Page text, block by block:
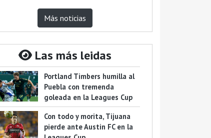
Más noticias
Las más leidas
Portland Timbers humilla al
Puebla con tremenda
goleada en la Leagues Cup
Con todo y morita, Tijuana
pierde ante Austin FC en la